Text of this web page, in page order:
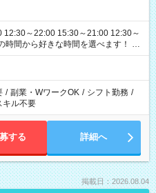
12:30～22:00 15:30～21:00 12:30～
あります
/ 副業・WワークOK / シフト勤務 /
キル不要
する 詳細へ
掲載日：2026.08.04